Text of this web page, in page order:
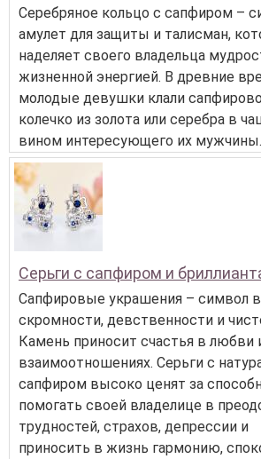
Серебряное кольцо с сапфиром –
амулет для защиты и талисман,
наделяет своего владельца
жизненной энергией. В древние
молодые девушки клали
колечко из золота или серебра в
вином интересующего их мужчины.
Серьги с сапфиром и
Сапфировые украшения – символ
скромности, девственности и
Камень приносит счастья в любви
взаимоотношениях. Серьги с
сапфиром высоко ценят за
помогать своей владелице в
трудностей, страхов, депрессии и
приносить в жизнь гармонию,